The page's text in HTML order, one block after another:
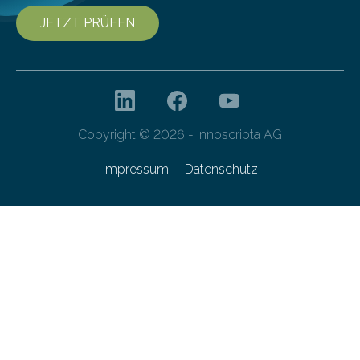
JETZT PRÜFEN
Copyright © 2026 - innoscripta AG
Impressum Datenschutz